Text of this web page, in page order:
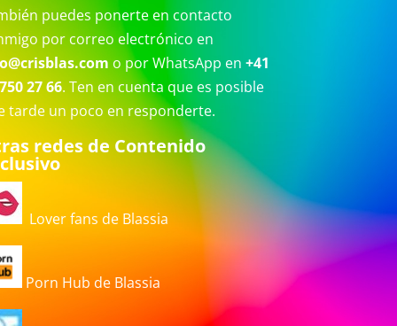
puedes ponerte en contacto
por correo electrónico en
o por WhatsApp en +41
27 66. Ten en cuenta que es posible
tarde un poco en responderte.
redes de Contenido
Lover fans de Blassia
Porn Hub de Blassia